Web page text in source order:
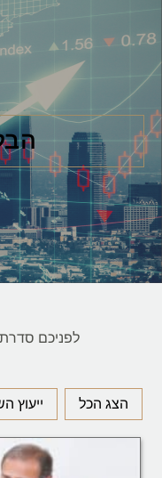
לפניכם
הצג הכל ייעוץ